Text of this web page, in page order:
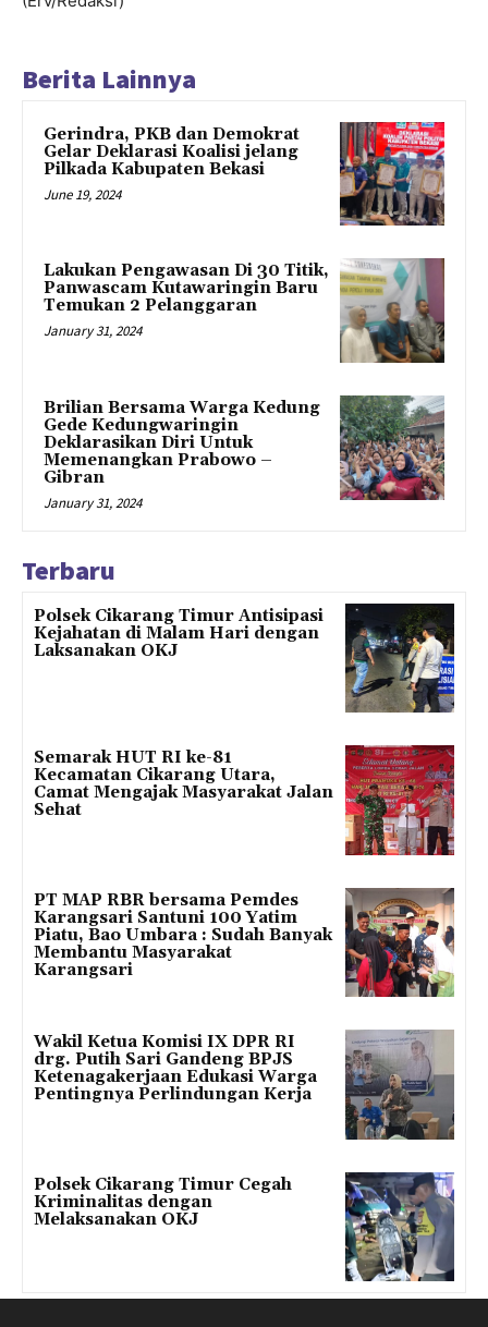
Berita Lainnya
Gerindra, PKB dan Demokrat
Gelar Deklarasi Koalisi jelang
Pilkada Kabupaten Bekasi
June 19, 2024
Lakukan Pengawasan Di 30 Titik,
Panwascam Kutawaringin Baru
Temukan 2 Pelanggaran
January 31, 2024
Brilian Bersama Warga Kedung
Gede Kedungwaringin
Deklarasikan Diri Untuk
Memenangkan Prabowo –
Gibran
January 31, 2024
Terbaru
Polsek Cikarang Timur Antisipasi
Kejahatan di Malam Hari dengan
Laksanakan OKJ
Semarak HUT RI ke-81
Kecamatan Cikarang Utara,
Camat Mengajak Masyarakat Jalan
Sehat
PT MAP RBR bersama Pemdes
Karangsari Santuni 100 Yatim
Piatu, Bao Umbara : Sudah Banyak
Membantu Masyarakat
Karangsari
Wakil Ketua Komisi IX DPR RI
drg. Putih Sari Gandeng BPJS
Ketenagakerjaan Edukasi Warga
Pentingnya Perlindungan Kerja
Polsek Cikarang Timur Cegah
Kriminalitas dengan
Melaksanakan OKJ